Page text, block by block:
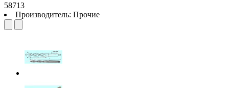
58713
Производитель: Прочие